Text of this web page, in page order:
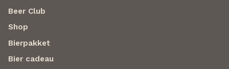
Beer Club
Shop
Bierpakket
Bier cadeau